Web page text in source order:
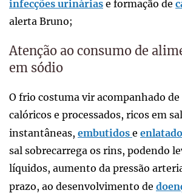
infecções urinárias e formação de
alerta Bruno;
Atenção ao consumo de
em sódio
O frio costuma vir acompanhado
calóricos e processados, ricos em
instantâneas, embutidos e
sal sobrecarrega os rins, podendo
líquidos, aumento da pressão
prazo, ao desenvolvimento de